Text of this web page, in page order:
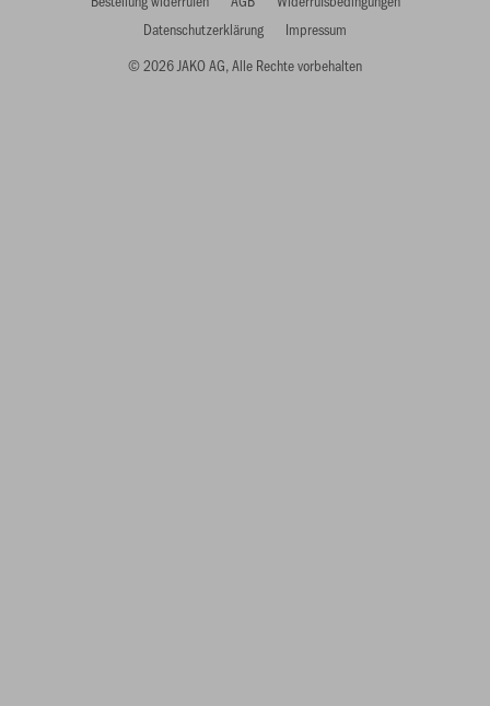
© 2026 JAKO AG, Alle Rechte vorbehalten
Datenschutzerklärung
Impressum